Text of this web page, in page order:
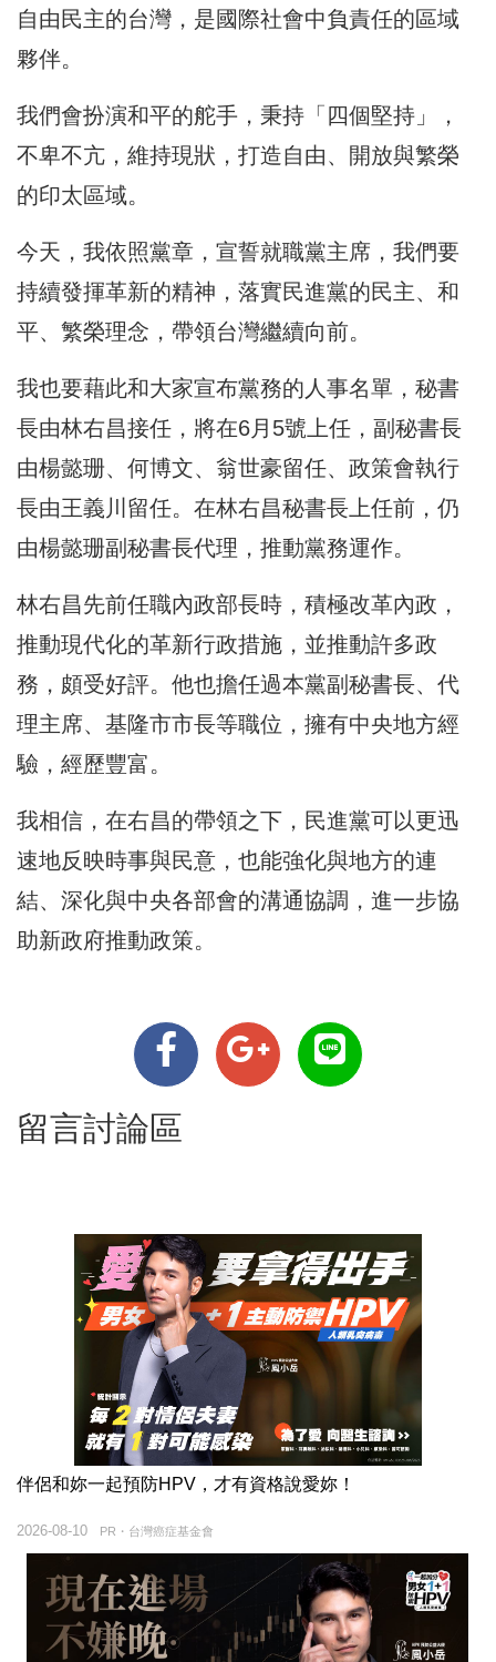
自由民主的台灣，是國際社會中負責任的區域
夥伴。
我們會扮演和平的舵手，秉持「四個堅持」，
不卑不亢，維持現狀，打造自由、開放與繁榮
的印太區域。
今天，我依照黨章，宣誓就職黨主席，我們要
持續發揮革新的精神，落實民進黨的民主、和
平、繁榮理念，帶領台灣繼續向前。
我也要藉此和大家宣布黨務的人事名單，秘書
長由林右昌接任，將在6月5號上任，副秘書長
由楊懿珊、何博文、翁世豪留任、政策會執行
長由王義川留任。在林右昌秘書長上任前，仍
由楊懿珊副秘書長代理，推動黨務運作。
林右昌先前任職內政部長時，積極改革內政，
推動現代化的革新行政措施，並推動許多政
務，頗受好評。他也擔任過本黨副秘書長、代
理主席、基隆市市長等職位，擁有中央地方經
驗，經歷豐富。
我相信，在右昌的帶領之下，民進黨可以更迅
速地反映時事與民意，也能強化與地方的連
結、深化與中央各部會的溝通協調，進一步協
助新政府推動政策。
留言討論區
伴侶和妳一起預防HPV，才有資格說愛妳！
PR・台灣癌症基金會
2026-08-10